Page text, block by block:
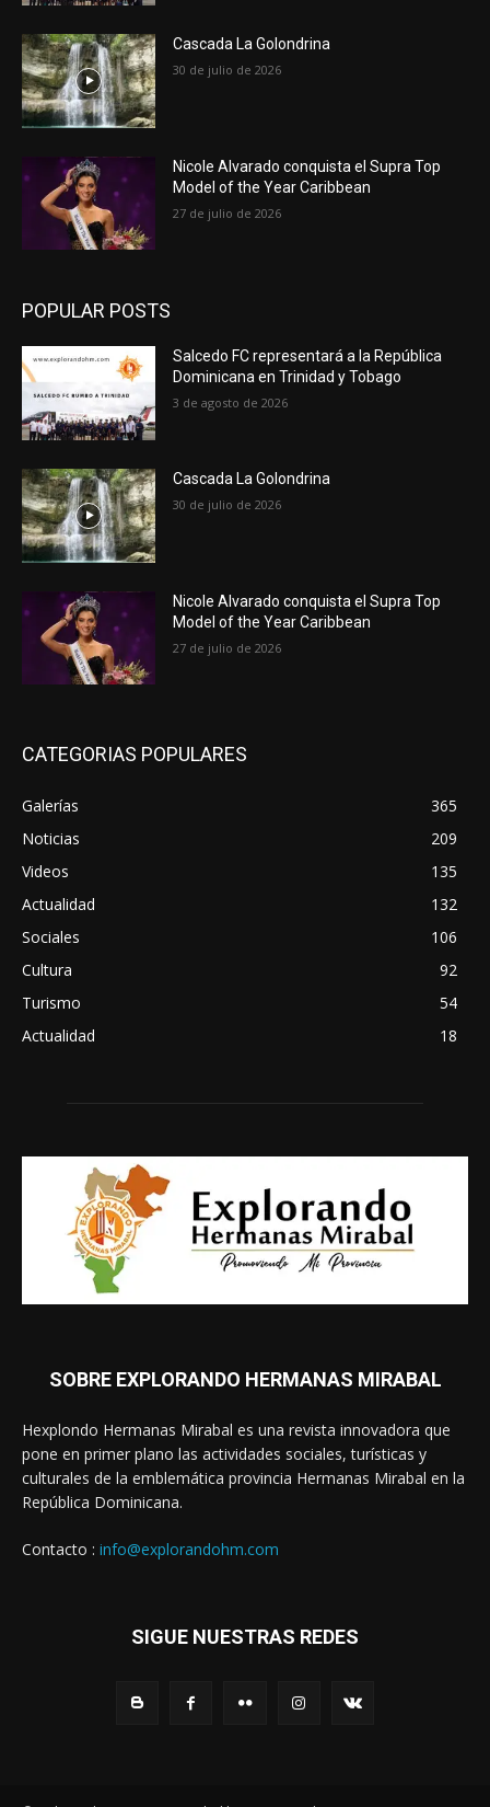
Cascada La Golondrina
30 de julio de 2026
Nicole Alvarado conquista el Supra Top
Model of the Year Caribbean
27 de julio de 2026
POPULAR POSTS
Salcedo FC representará a la República
Dominicana en Trinidad y Tobago
3 de agosto de 2026
Cascada La Golondrina
30 de julio de 2026
Nicole Alvarado conquista el Supra Top
Model of the Year Caribbean
27 de julio de 2026
CATEGORIAS POPULARES
Galerías
365
Noticias
209
Videos
135
Actualidad
132
Sociales
106
Cultura
92
Turismo
54
Actualidad
18
SOBRE EXPLORANDO HERMANAS MIRABAL
Hexplondo Hermanas Mirabal es una revista innovadora que
pone en primer plano las actividades sociales, turísticas y
culturales de la emblemática provincia Hermanas Mirabal en la
República Dominicana.
Contacto : info@explorandohm.com
SIGUE NUESTRAS REDES